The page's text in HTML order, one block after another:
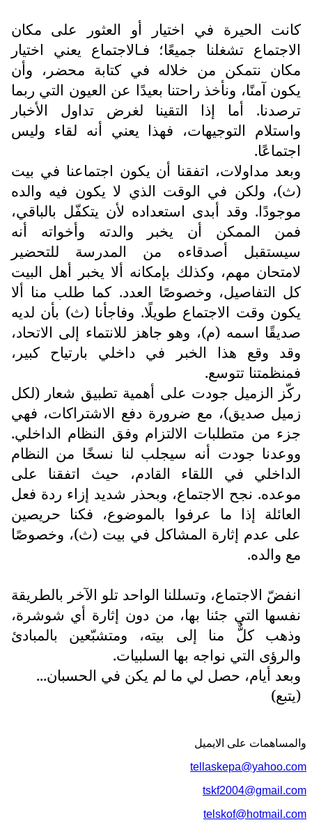
كانت الحيرة في اختيار أو العثور على مكان
الاجتماع تشغلنا جميعًا؛ فـالاجتماع يعني اختيار
مكان نتمكن من خلاله في كتابة محضر، وأن
يكون آمنًا، ونأخذ راحتنا بعيدًا عن العيون التي ربما
ترصدنا. أما إذا التقينا لغرض تداول الأخبار
واستلام التوجيهات، فهذا يعني أنه لقاء وليس
اجتماعًا.
وبعد مداولات، اتفقنا أن يكون اجتماعنا في بيت
(ث)، ولكن في الوقت الذي لا يكون فيه والده
موجودًا. وقد أبدى استعداده لأن يتكفّل بالباقي،
فمن الممكن أن يخبر والدته وأخواته أنه
سيستقبل أصدقاءه من المدرسة للتحضير
لامتحان مهم، وكذلك بإمكانه ألا يخبر أهل البيت
كل التفاصيل، وخصوصًا العدد. كما طلب منا ألا
يكون وقت الاجتماع طويلًا. وفاجأنا (ث) بأن لديه
صديقًا اسمه (م)، وهو جاهز للانتماء إلى الاتحاد،
وقد وقع هذا الخبر في داخلي بارتياح كبير،
فمنظمتنا تتوسع.
ركّز الزميل جودت على أهمية تطبيق شعار (لكل
زميل صديق)، مع ضرورة دفع الاشتراكات، فهي
جزء من متطلبات الالتزام وفق النظام الداخلي.
ووعدنا جودت أنه سيجلب لنا نسخًا من النظام
الداخلي في اللقاء القادم، حيث اتفقنا على
موعده. نجح الاجتماع، وبحذر شديد إزاء ردة فعل
العائلة إذا ما عرفوا بالموضوع، فكنا حريصين
على عدم إثارة المشاكل في بيت (ث)، وخصوصًا
مع والده.
انفضّ الاجتماع، وتسللنا الواحد تلو الآخر بالطريقة
نفسها التي جئنا بها، من دون إثارة أي شوشرة،
وذهب كلٌّ منا إلى بيته، ومتشبّعين بالمبادئ
والرؤى التي نواجه بها السلبيات.
وبعد أيام، حصل لي ما لم يكن في الحسبان...
(يتبع)
والمساهمات علی الایمیل
tellaskepa@yahoo.com
tskf2004@gmail.com
telskof@hotmail.com